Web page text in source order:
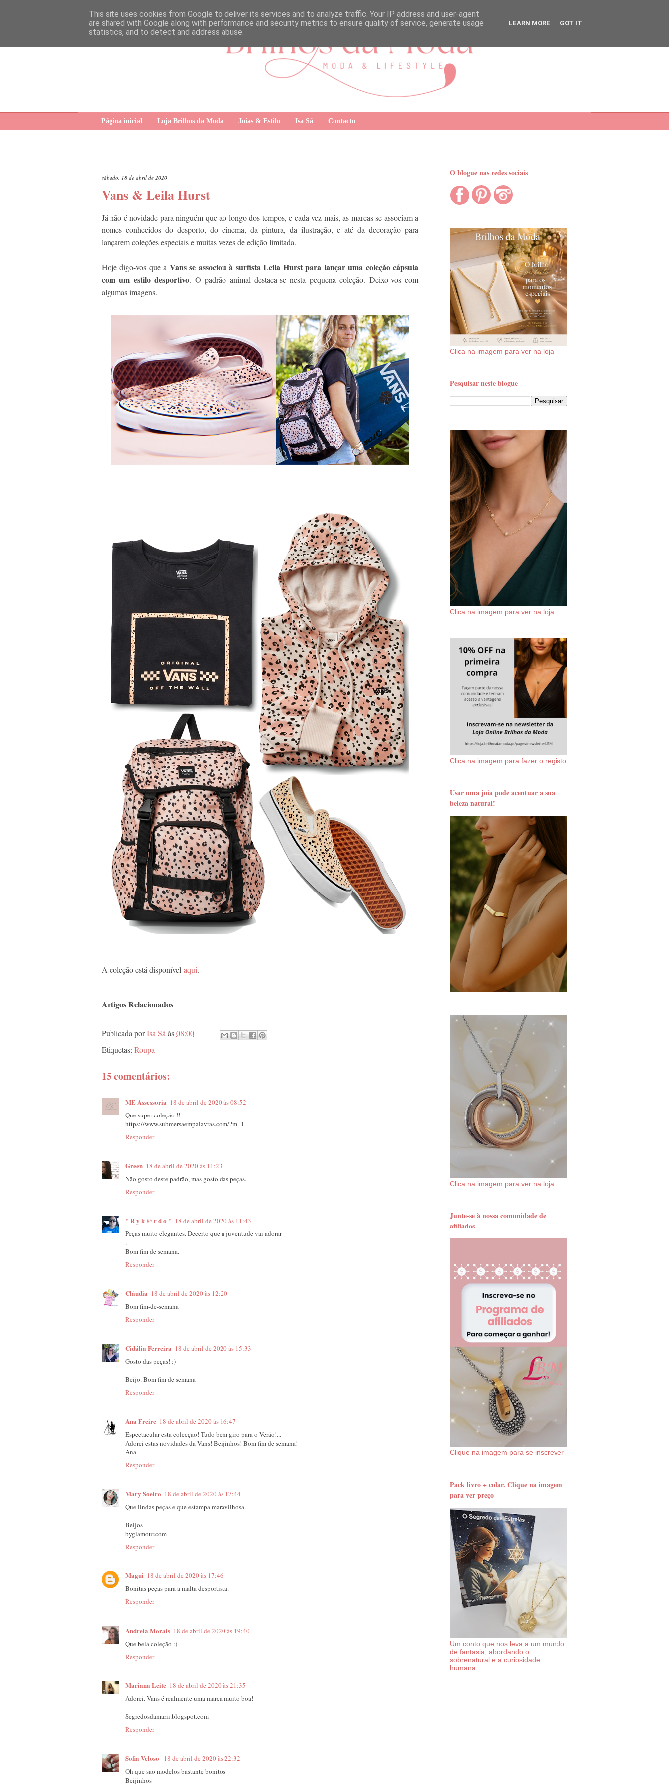
Página inicial Loja Brilhos da Moda Joias & Estilo Isa Sá Contacto
sábado, 18 de abril de 2020
Vans & Leila Hurst
Já não é novidade para ninguém que ao longo dos tempos, e cada vez mais, as marcas se associam a
nomes conhecidos do desporto, do cinema, da pintura, da ilustração, e até da decoração para
lançarem coleções especiais e muitas vezes de edição limitada.
Hoje digo-vos que a Vans se associou à surfista Leila Hurst para lançar uma coleção cápsula
com um estilo desportivo. O padrão animal destaca-se nesta pequena coleção. Deixo-vos com
algumas imagens.
A coleção está disponível aqui.
Artigos Relacionados
Publicada porIsa Sá às08:00
Etiquetas: Roupa
15 comentários:
ME Assessoria 18 de abril de 2020 às 08:52
Que super coleção !!
https://www.submersaempalavras.com/?m=1
Responder
Green 18 de abril de 2020 às 11:23
Não gosto deste padrão, mas gosto das peças.
Responder
" R y k @ r d o " 18 de abril de 2020 às 11:43
Peças muito elegantes. Decerto que a juventude vai adorar
.
Bom fim de semana.
Responder
Cláudia 18 de abril de 2020 às 12:20
Bom fim-de-semana
Responder
Cidália Ferreira 18 de abril de 2020 às 15:33
Gosto das peças! :)
Beijo. Bom fim de semana
Responder
Ana Freire 18 de abril de 2020 às 16:47
Espectacular esta colecção! Tudo bem giro para o Verão!...
Adorei estas novidades da Vans! Beijinhos! Bom fim de semana!
Ana
Responder
Mary Soeiro 18 de abril de 2020 às 17:44
Que lindas peças e que estampa maravilhosa.
Beijos
byglamour.com
Responder
Magui 18 de abril de 2020 às 17:46
Bonitas peças para a malta desportista.
Responder
Andreia Morais 18 de abril de 2020 às 19:40
Que bela coleção :)
Responder
Mariana Leite 18 de abril de 2020 às 21:35
Adorei. Vans é realmente uma marca muito boa!
Segredosdamarii.blogspot.com
Responder
Sofia Veloso
18 de abril de 2020 às 22:32
Oh que são modelos bastante bonitos
Beijinhos
O blogue nas redes sociais
Clica na imagem para ver na loja
Pesquisar neste blogue
Clica na imagem para ver na loja
Clica na imagem para fazer o registo
Usar uma joia pode acentuar a sua
beleza natural!
Clica na imagem para ver na loja
Junte-se à nossa comunidade de
afiliados
Clique na imagem para se inscrever
Pack livro + colar. Clique na imagem
para ver preço
Um conto que nos leva a um mundo
de fantasia, abordando o
sobrenatural e a curiosidade
humana.
This site uses cookies from Google to deliver its services and to analyze traffic. Your IP address and user-agent
are shared with Google along with performance and security metrics to ensure quality of service, generate usage
statistics, and to detect and address abuse.
LEARN MORE GOT IT